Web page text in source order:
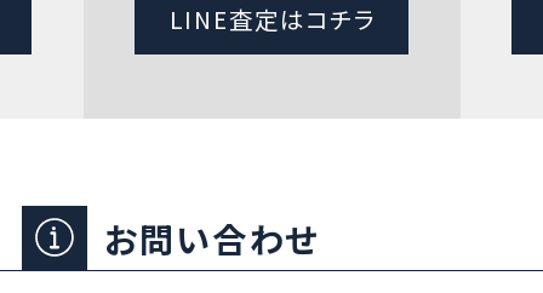
LINE査定はコチラ
お問い合わせ